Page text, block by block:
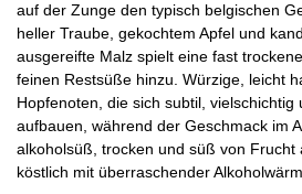
auf der Zunge den typisch belgischen
heller Traube, gekochtem Apfel und
ausgereifte Malz spielt eine fast
feinen Restsüße hinzu. Würzige, leicht
Hopfenoten, die sich subtil, vielschichtig
aufbauen, während der Geschmack im
alkoholsüß, trocken und süß von Frucht
köstlich mit überraschender